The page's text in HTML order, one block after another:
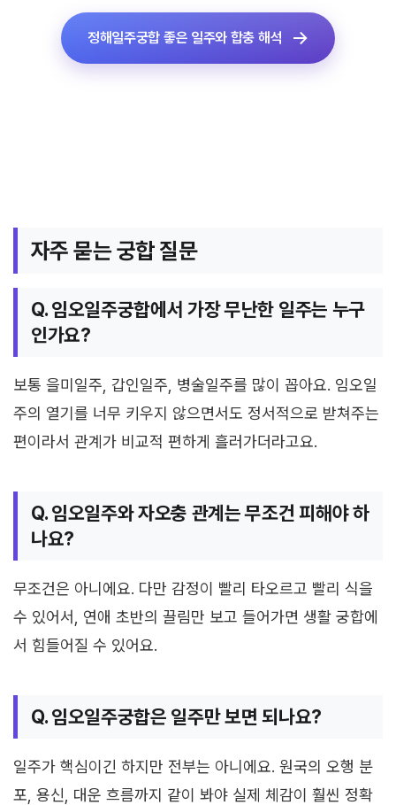
정해일주궁합 좋은 일주와 합충 해석
자주 묻는 궁합 질문
Q. 임오일주궁합에서 가장 무난한 일주는 누구
인가요?
보통 을미일주, 갑인일주, 병술일주를 많이 꼽아요. 임오일
주의 열기를 너무 키우지 않으면서도 정서적으로 받쳐주는
편이라서 관계가 비교적 편하게 흘러가더라고요.
Q. 임오일주와 자오충 관계는 무조건 피해야 하
나요?
무조건은 아니에요. 다만 감정이 빨리 타오르고 빨리 식을
수 있어서, 연애 초반의 끌림만 보고 들어가면 생활 궁합에
서 힘들어질 수 있어요.
Q. 임오일주궁합은 일주만 보면 되나요?
일주가 핵심이긴 하지만 전부는 아니에요. 원국의 오행 분
포, 용신, 대운 흐름까지 같이 봐야 실제 체감이 훨씬 정확